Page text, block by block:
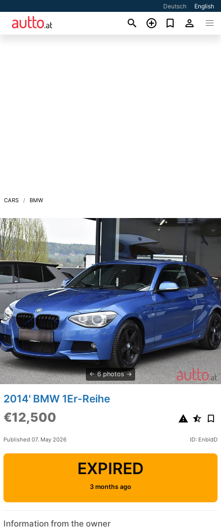
Deutsch English
CARS BMW
6 photos
2014' BMW 1Er-Reihe
€12,500
Published 07. May 2026 ID: EnbldD
EXPIRED
3 months ago
Information from the owner